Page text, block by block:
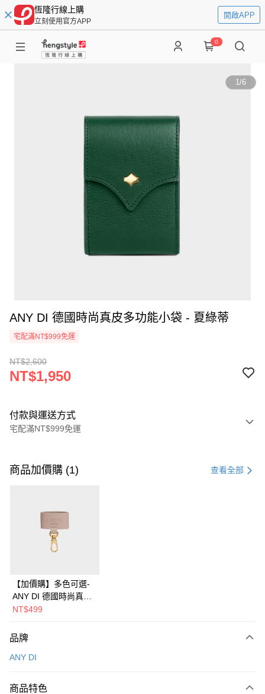
恆隆行線上購
立刻使用官方APP
開啟APP
0
1/6
ANY DI 德國時尚真皮多功能小袋 - 夏綠蒂
宅配滿NT$999免運
NT$2,600
NT$1,950
付款與運送方式
宅配滿NT$999免運
信用卡一次付款
3 期 0 利率 每期
合作金庫商業銀行
華南商業銀行
上海商業儲蓄銀行
臺灣中小企業銀行
匯豐（台灣）商業銀行
聯邦商業銀行
元大商業銀行
台新國際商業銀行
台灣樂天信用卡公司
6 期 0 利率 每期
合作金庫商業銀行
國泰世華商業銀行
臺灣中小企業銀行
匯豐（台灣）商業銀行
元大商業銀行
玉山商業銀行
台新國際商業銀行
Apple Pay
街口支付
Google Pay
ATM付款
運送方式
商品加價購 (1) 查看全部
【加價購】多色可選-
ANY DI 德國時尚真皮
多功能吊扣
NT$499
品牌
ANY DI
商品特色